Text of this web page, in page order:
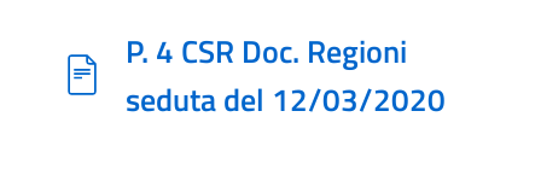
P. 4 CSR Doc. Regioni
seduta del 12/03/2020